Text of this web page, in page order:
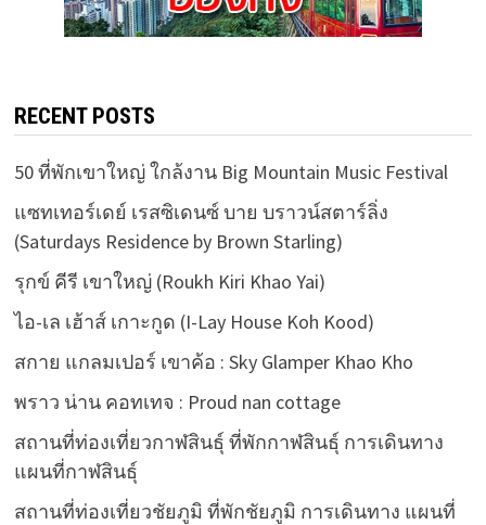
RECENT POSTS
50 ที่พักเขาใหญ่ ใกล้งาน Big Mountain Music Festival
แซทเทอร์เดย์ เรสซิเดนซ์ บาย บราวน์สตาร์ลิ่ง
(Saturdays Residence by Brown Starling)
รุกข์ คีรี เขาใหญ่ (Roukh Kiri Khao Yai)
ไอ-เล เฮ้าส์ เกาะกูด (I-Lay House Koh Kood)
สกาย แกลมเปอร์ เขาค้อ : Sky Glamper Khao Kho
พราว น่าน คอทเทจ : Proud nan cottage
สถานที่ท่องเที่ยวกาฬสินธุ์ ที่พักกาฬสินธุ์ การเดินทาง
แผนที่กาฬสินธุ์
สถานที่ท่องเที่ยวชัยภูมิ ที่พักชัยภูมิ การเดินทาง แผนที่